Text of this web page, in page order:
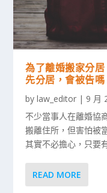
為了離婚搬家分
先分居，會被告嗎
bylaw_editor | 9 月
不少當事人在離婚協
搬離住所，但害怕被
其實不必擔心，只要
READ MORE